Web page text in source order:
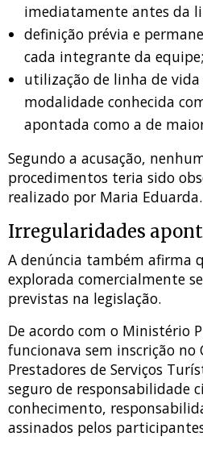
imediatamente antes da
definição prévia e
cada integrante da equipe;
utilização de linha de
modalidade conhecida
apontada como a de
Segundo a acusação,
procedimentos teria sido
realizado por Maria Eduarda.
Irregularidades
A denúncia também afirma
explorada comercialmente
previstas na legislação.
De acordo com o Ministério
funcionava sem inscrição no
Prestadores de Serviços
seguro de responsabilidade
conhecimento,
assinados pelos